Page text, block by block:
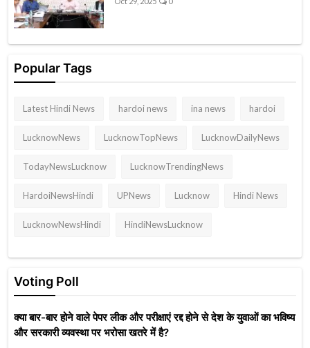
Popular Tags
Latest Hindi News hardoi news ina news hardoi
LucknowNews LucknowTopNews LucknowDailyNews
TodayNewsLucknow LucknowTrendingNews
HardoiNewsHindi UPNews Lucknow Hindi News
LucknowNewsHindi HindiNewsLucknow
Voting Poll
क्या बार-बार होने वाले पेपर लीक और परीक्षाएं रद्द होने से देश के युवाओं का भविष्य
और सरकारी व्यवस्था पर भरोसा खतरे में है?